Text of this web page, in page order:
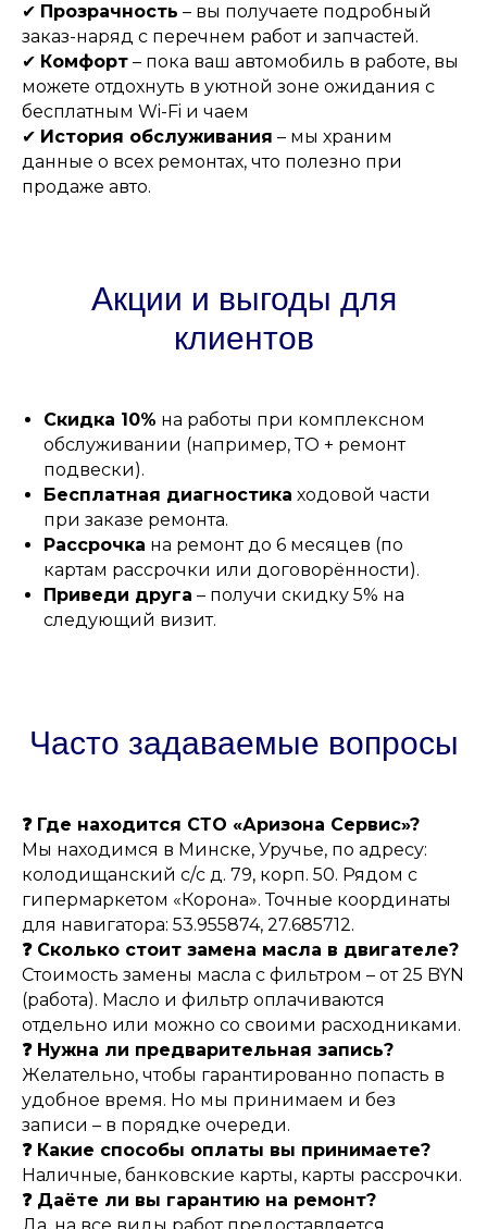
✔ Прозрачность – вы получаете подробный
заказ-наряд с перечнем работ и запчастей.
✔ Комфорт – пока ваш автомобиль в работе, вы
можете отдохнуть в уютной зоне ожидания с
бесплатным Wi-Fi и чаем
✔ История обслуживания – мы храним
данные о всех ремонтах, что полезно при
продаже авто.
Акции и выгоды для
клиентов
Скидка 10% на работы при комплексном
обслуживании (например, ТО + ремонт
подвески).
Бесплатная диагностика ходовой части
при заказе ремонта.
Рассрочка на ремонт до 6 месяцев (по
картам рассрочки или договорённости).
Приведи друга – получи скидку 5% на
следующий визит.
Часто задаваемые вопросы
❓ Где находится СТО «Аризона Сервис»?
Мы находимся в Минске, Уручье, по адресу:
колодищанский с/с д. 79, корп. 50. Рядом с
гипермаркетом «Корона». Точные координаты
для навигатора: 53.955874, 27.685712.
❓ Сколько стоит замена масла в двигателе?
Стоимость замены масла с фильтром – от 25 BYN
(работа). Масло и фильтр оплачиваются
отдельно или можно со своими расходниками.
❓ Нужна ли предварительная запись?
Желательно, чтобы гарантированно попасть в
удобное время. Но мы принимаем и без
записи – в порядке очереди.
❓ Какие способы оплаты вы принимаете?
Наличные, банковские карты, карты рассрочки.
❓ Даёте ли вы гарантию на ремонт?